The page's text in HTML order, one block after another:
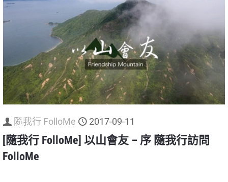
隨我行 FolloMe 2017-09-11
[隨我行 FolloMe] 以山會友 – 序 隨我行訪問
FolloMe